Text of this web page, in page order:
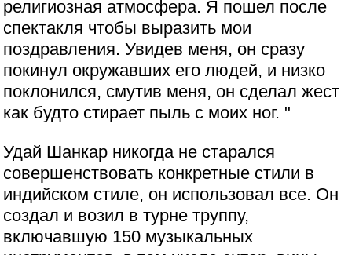
религиозная атмосфера. Я пошел после
спектакля чтобы выразить мои
поздравления. Увидев меня, он сразу
покинул окружавших его людей, и низко
поклонился, смутив меня, он сделал жест
как будто стирает пыль с моих ног. "
Удай Шанкар никогда не старался
совершенствовать конкретные стили в
индийском стиле, он использовал все. Он
создал и возил в турне труппу,
включавшую 150 музыкальных